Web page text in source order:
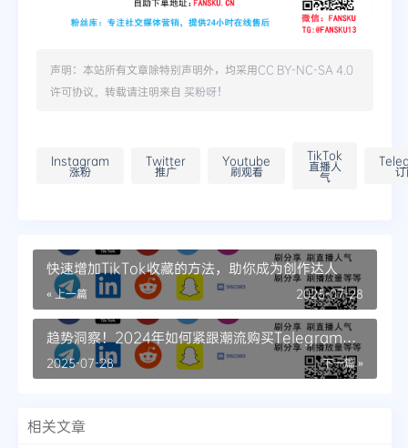
声明：本站所有文章除特别声明外，均采用CC BY-NC-SA 4.0
许可协议。转载请注明来自 买粉呀！
Instagram
涨粉
Twitter
推广
Youtube
刷观看
TikTok
直播人
气
快速增加TikTok收藏的方法，助你成为创作达人
« 上一篇 2025-07-28
趋势洞察！2024年如何紧跟潮流购买Telegram群
组高质量成员
下一篇 »
2025-07-28
相关文章